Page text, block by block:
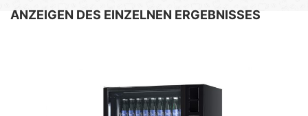
ANZEIGEN DES EINZELNEN ERGEBNISSES